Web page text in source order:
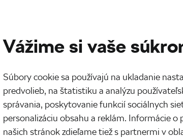
Richard Gasperotti uvádza najčastejšie chyby, ktorých sa
a radí, ako im predísť.
spôsobov, ako si zlepšiť
Vážime si vaše
Súbory cookie sa používajú na ukladanie
predvolieb, na štatistiku a analýzu
správania, poskytovanie funkcií sociálnych
personalizáciu obsahu a reklám. Informácie o
našich stránok zdieľame tiež s partnermi v